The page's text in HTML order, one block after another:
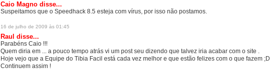
Caio Magno disse...
Suspeitamos que o Speedhack 8.5 esteja com vírus, por isso não postamos.
16 de julho de 2009 às 01:45
Raul disse...
Parabéns Caio !!!
Quem diria em ... a pouco tempo atrás vi um post seu dizendo que talvez iria acabar com o site .
Hoje vejo que a Equipe do Tibia Facil está cada vez melhor e que estão felizes com o que fazem ;D
Continuem assim !